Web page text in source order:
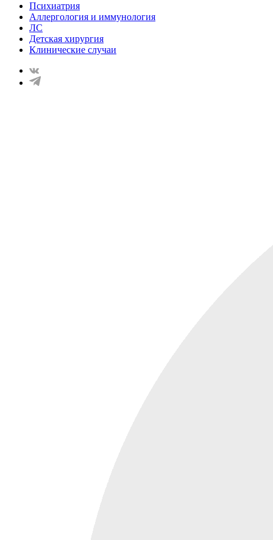
Психиатрия
Аллергология и иммунология
ЛС
Детская хирургия
Клинические случаи